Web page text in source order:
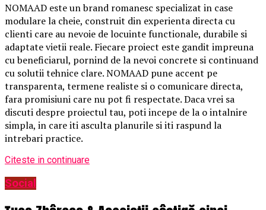
NOMAAD este un brand romanesc specializat in case
modulare la cheie, construit din experienta directa cu
clienti care au nevoie de locuinte functionale, durabile si
adaptate vietii reale. Fiecare proiect este gandit impreuna
cu beneficiarul, pornind de la nevoi concrete si continuand
cu solutii tehnice clare. NOMAAD pune accent pe
transparenta, termene realiste si o comunicare directa,
fara promisiuni care nu pot fi respectate. Daca vrei sa
discuti despre proiectul tau, poti incepe de la o intalnire
simpla, in care iti asculta planurile si iti raspund la
intrebari practice.
Citeste in continuare
Social